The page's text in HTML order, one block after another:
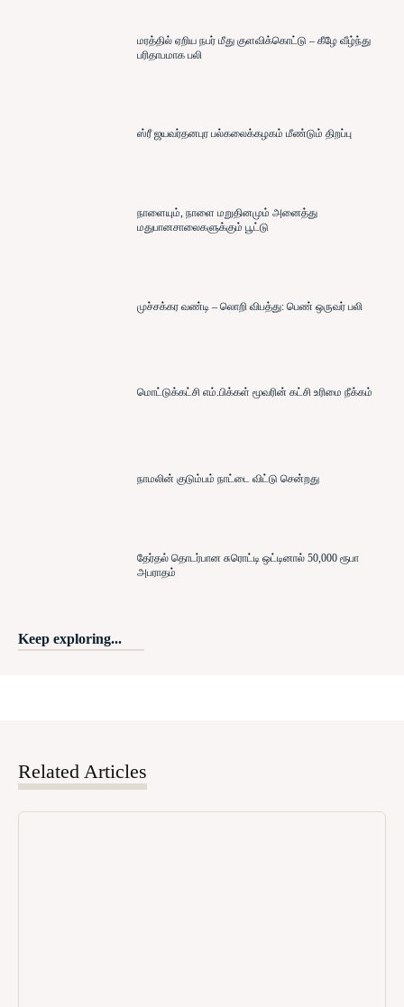
மரத்தில் ஏறிய நபர் மீது குளவிக்கொட்டு – கீழே வீழ்ந்து
பரிதாபமாக பலி
ஸ்ரீ ஜயவர்தனபுர பல்கலைக்கழகம் மீண்டும் திறப்பு
நாளையும், நாளை மறுதினமும் அனைத்து
மதுபானசாலைகளுக்கும் பூட்டு
முச்சக்கர வண்டி – லொறி விபத்து: பெண் ஒருவர் பலி
மொட்டுக்கட்சி எம்.பிக்கள் மூவரின் கட்சி உரிமை நீக்கம்
நாமலின் குடும்பம் நாட்டை விட்டு சென்றது
தேர்தல் தொடர்பான சுரொட்டி ஒட்டினால் 50,000 ரூபா
அபராதம்
Keep exploring...
Related Articles